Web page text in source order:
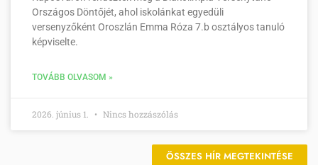
Országos Döntőjét, ahol iskolánkat egyedüli
versenyzőként Oroszlán Emma Róza 7.b osztályos tanuló
képviselte.
TOVÁBB OLVASOM »
2026. június 1. Nincs hozzászólás
ÖSSZES HÍR MEGTEKINTÉSE